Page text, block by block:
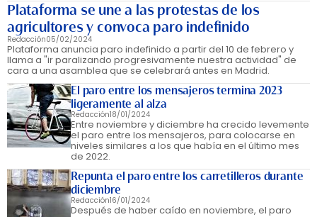
Plataforma se une a las protestas de los
agricultores y convoca paro indefinido
Redacción05/02/2024
Plataforma anuncia paro indefinido a partir del 10 de febrero y
llama a "ir paralizando progresivamente nuestra actividad" de
cara a una asamblea que se celebrará antes en Madrid.
El paro entre los mensajeros termina 2023
ligeramente al alza
Redacción18/01/2024
Entre noviembre y diciembre ha crecido levemente
el paro entre los mensajeros, para colocarse en
niveles similares a los que había en el último mes
de 2022.
Repunta el paro entre los carretilleros durante
diciembre
Redacción16/01/2024
Después de haber caído en noviembre, el paro